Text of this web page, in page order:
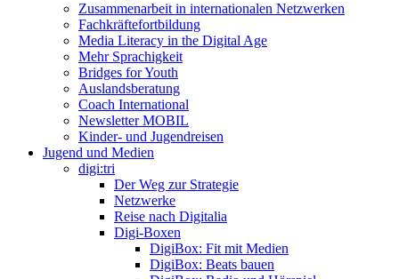
Zusammenarbeit in internationalen Netzwerken
Fachkräftefortbildung
Media Literacy in the Digital Age
Mehr Sprachigkeit
Bridges for Youth
Auslandsberatung
Coach International
Newsletter MOBIL
Kinder- und Jugendreisen
Jugend und Medien
digi:tri
Der Weg zur Strategie
Netzwerke
Reise nach Digitalia
Digi-Boxen
DigiBox: Fit mit Medien
DigiBox: Beats bauen